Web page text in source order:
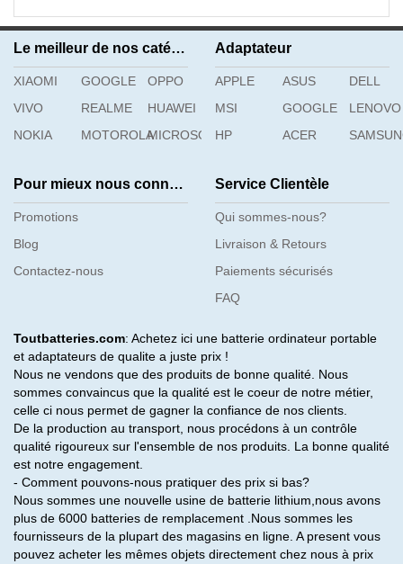
GETAC
GFL
GIGABYTE
H3C
HAIER
HASEE
Le meilleur de nos catégories
XIAOMI GOOGLE
OPPO
VIVO
REALME
HUAWEI
NOKIA
MOTOROLAMICROSOFT
Adaptateur
APPLE ASUS
DELL
MSI
GOOGLE
LENOVO
HP
ACER
Pour mieux nous connaître
Promotions
Blog
Contactez-nous
Service Clientèle
Qui sommes-nous?
Livraison & Retours
Paiements sécurisés
FAQ
Toutbatteries.com: Achetez ici une batterie ordinateur portable
et adaptateurs de qualite a juste prix !
Nous ne vendons que des produits de bonne qualité. Nous
sommes convaincus que la qualité est le coeur de notre métier,
celle ci nous permet de gagner la confiance de nos clients.
De la production au transport, nous procédons à un contrôle
qualité rigoureux sur l'ensemble de nos produits. La bonne qualité
est notre engagement.
- Comment pouvons-nous pratiquer des prix si bas?
Nous sommes une nouvelle usine de batterie lithium,nous avons
plus de 6000 batteries de remplacement .Nous sommes les
fournisseurs de la plupart des magasins en ligne. A present vous
pouvez acheter les mêmes objets directement chez nous à prix